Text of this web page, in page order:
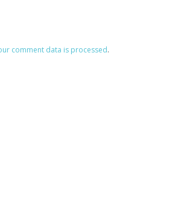
comment data is processed.